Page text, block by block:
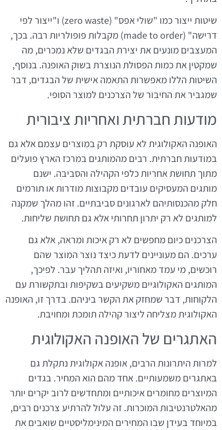
שיטות ייצור כמו "שולי אפס" (zero waste) ו"ייצור לפי
דרישה" (made to order) מקבלות פופולריות רבה. בכך,
המעצבים מונעים את יצירת הבגדים שלא נמכרים, מה
שמקטין את כמות הפסולת הנוצרת בשוק האופנה. בנוסף,
השיטות הללו מאפשרות התאמה אישית של הבגדים, דבר
שמגביר את החיבור של הצרכנים למוצר הסופי.
מודעות חברתית ואחריות ציבורית
האופנה האקולוגית לא עוסקת רק במוצרים עצמם אלא גם
במודעות חברתית. רבים מהמותגים במרכז הארץ פועלים
מתוך תחושת אחריות כלפי הקהילה והסביבה. ישנם
מותגים המעסיקים עובדים מקבוצות מודרות או תורמים
חלק מהכנסותיהם לארגונים סביבתיים. זהו מהלך שמקנה
למותגים לא רק יתרון תחרותי אלא גם תחושת שליחות.
הצרכנים כיום מחפשים לא רק איכות ומראה, אלא גם
ערכים. הם מעוניינים לדעת כיצד נוצר המוצר שהם
רוכשים, מי עמד מאחוריו, ואיזה תהליך עבר. לפיכך,
המותגים האקולוגיים משקיעים בשקיפות ובתקשורת עם
הלקוחות, דבר שמחזק את הקשר ביניהם. בדרך זו, האופנה
האקולוגית מצליחה ליצור קהילה תומכת ומחויבת.
האתגרים של האופנה האקולוגית
למרות היתרונות הרבים, אופנה אקולוגית נתקלת גם
באתגרים משמעותיים. אחד מהם הוא המחיר. בגדים
המיוצרים מחומרים איכותיים ומתחדשים לרוב יקרים יותר
מהאלטרנטיבות המוכרות. זה עלול להרתיע צרכנים רבים,
במיוחד בעידן שבו המחירים המינימליסטיים שואבים את